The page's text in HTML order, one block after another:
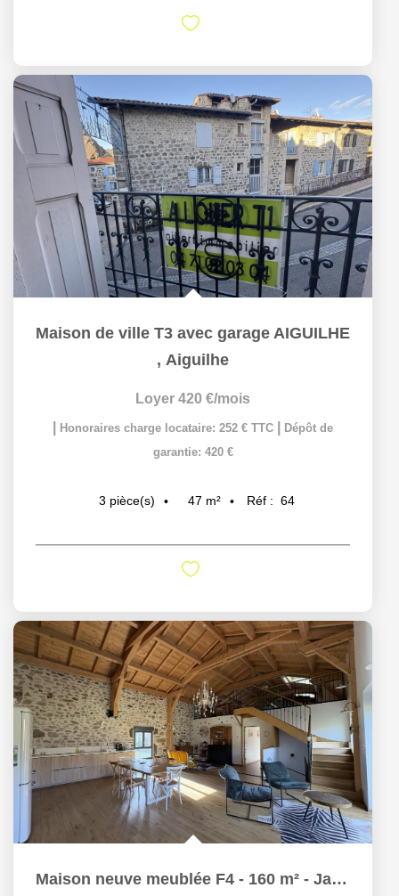
Maison de ville T3 avec garage AIGUILHE
, Aiguilhe
Loyer 420 €/mois
Honoraires charge locataire: 252 € TTC
Dépôt de
garantie: 420 €
3 pièce(s) 47 m² Réf : 64
Maison neuve meublée F4 - 160 m² - Jardin et garage , Le...